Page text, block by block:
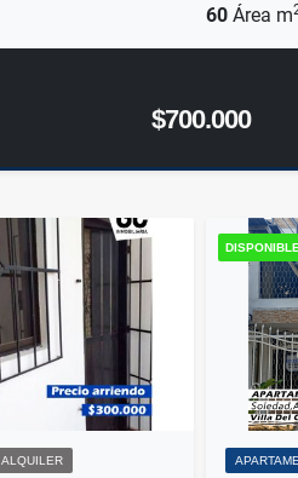
60 Área m
$700.000
ALQUILER
DISPONIBLE